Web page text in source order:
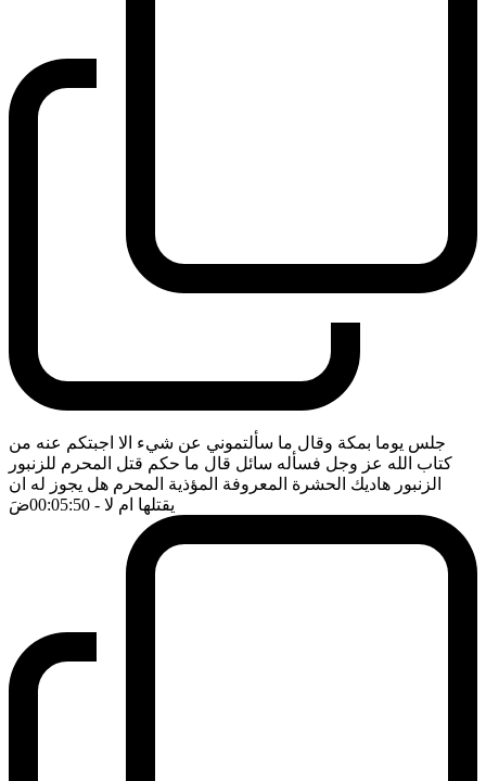
جلس يوما بمكة وقال ما سألتموني عن شيء الا اجبتكم عنه من
كتاب الله عز وجل فسأله سائل قال ما حكم قتل المحرم للزنبور
الزنبور هاديك الحشرة المعروفة المؤذية المحرم هل يجوز له ان
يقتلها ام لا - 00:05:50 ضَ